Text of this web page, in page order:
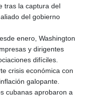
tras la captura del
del gobierno
enero, Washington
y dirigentes
difíciles.
crisis económica con
galopante.
cubanas aprobaron a